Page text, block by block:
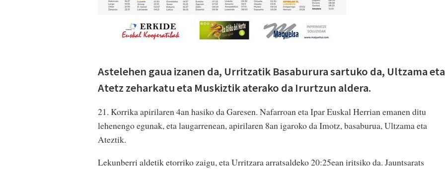
Astelehen gaua izanen da, Urritzatik Basaburura sartuko da, Ultzama eta
Atetz zeharkatu eta Muskiztik aterako da Irurtzun aldera.
21. Korrika apirilaren 4an hasiko da Garesen. Nafarroan eta Ipar Euskal Herrian emanen ditu
lehenengo egunak, eta laugarrenean, apirilaren 8an igaroko da Imotz, basaburua, Ultzama eta
Ateztik.
Lekunberri aldetik etorriko zaigu, eta Urritzara arratsaldeko 20:25ean iritsiko da. Jauntsarats